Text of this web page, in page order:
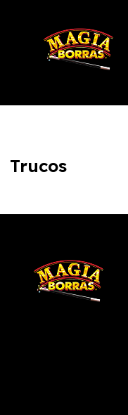
Trucos